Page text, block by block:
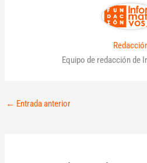
Equipo de redacción de
← Entrada anterior